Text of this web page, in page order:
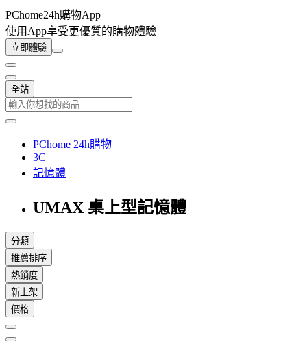
PChome24h購物App
使用App享受更優質的購物體驗
立即體驗
全站
PChome 24h購物
3C
記憶體
UMAX 桌上型記憶體
分類
推薦排序
熱銷度
新上架
價格